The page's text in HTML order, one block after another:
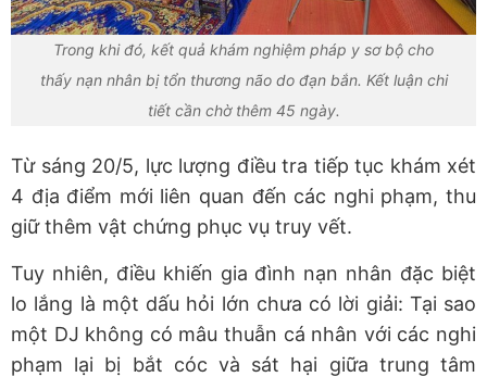
Trong khi đó, kết quả khám nghiệm pháp y sơ bộ cho
thấy nạn nhân bị tổn thương não do đạn bắn. Kết luận chi
tiết cần chờ thêm 45 ngày.
Từ sáng 20/5, lực lượng điều tra tiếp tục khám xét
4 địa điểm mới liên quan đến các nghi phạm, thu
giữ thêm vật chứng phục vụ truy vết.
Tuy nhiên, điều khiến gia đình nạn nhân đặc biệt
lo lắng là một dấu hỏi lớn chưa có lời giải: Tại sao
một DJ không có mâu thuẫn cá nhân với các nghi
phạm lại bị bắt cóc và sát hại giữa trung tâm